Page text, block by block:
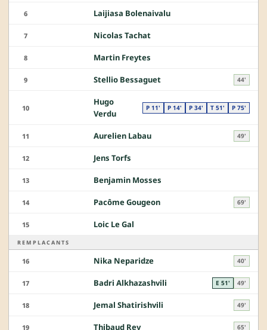
6 Laijiasa Bolenaivalu
7 Nicolas Tachat
8 Martin Freytes
9 Stellio Bessaguet 44'
10
Hugo
Verdu
P 11' P 14' P 34' T 51' P 75'
11 Aurelien Labau 49'
12 Jens Torfs
13 Benjamin Mosses
14 Pacôme Gougeon 69'
15 Loic Le Gal
REMPLACANTS
16 Nika Neparidze 40'
17 Badri Alkhazashvili E 51' 49'
18 Jemal Shatirishvili 49'
19 Thibaud Rey 65'